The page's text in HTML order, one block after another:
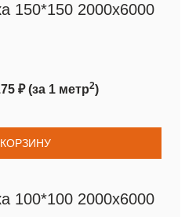
150*150 2000х6000
₽(за 1 метр2)
В КОРЗИНУ
100*100 2000х6000